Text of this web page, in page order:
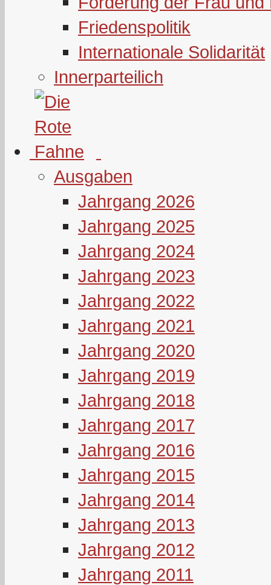
Friedenspolitik
Internationale Solidarität
Innerparteilich
Ausgaben
Jahrgang 2026
Jahrgang 2025
Jahrgang 2024
Jahrgang 2023
Jahrgang 2022
Jahrgang 2021
Jahrgang 2020
Jahrgang 2019
Jahrgang 2018
Jahrgang 2017
Jahrgang 2016
Jahrgang 2015
Jahrgang 2014
Jahrgang 2013
Jahrgang 2012
Jahrgang 2011